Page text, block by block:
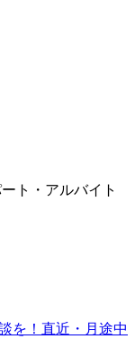
ト・アルバイト
を！直近・月途中